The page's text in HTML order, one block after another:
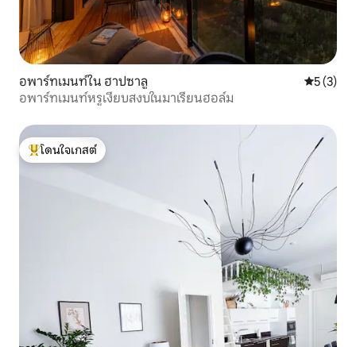
อพาร์ทเมนท์ใน ฮาปซาลู คะแนนเฉ
5 (3)
อพาร์ทเมนท์หรูเงียบสงบในมาเรียนฮอล์ม
โดนใจเกสต์ที่สุด
โดนใจเกสต์